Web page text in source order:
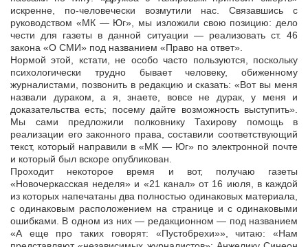
искренне, по-человечески возмутили нас. Связавшись с
руководством «МК — Юг», мы изложили свою позицию: дело
чести для газеты в данной ситуации — реализовать ст. 46
закона «О СМИ» под названием «Право на ответ».
Нормой этой, кстати, не особо часто пользуются, поскольку
психологически трудно бывает человеку, обиженному
журналистами, позвонить в редакцию и сказать: «Вот вы меня
назвали дураком, а я, знаете, вовсе не дурак, у меня и
доказательства есть; посему дайте возможность выступить».
Мы сами предложили полковнику Тахирову помощь в
реализации его законного права, составили соответствующий
текст, который направили в «МК — Юг» по электронной почте
и который был вскоре опубликован.
Проходит некоторое время и вот, получаю газеты
«Новочеркасская неделя» и «21 канал» от 16 июля, в каждой
из которых напечатаны два полностью одинаковых материала,
с одинаковым расположением на странице и с одинаковыми
ошибками. В одном из них — редакционном — под названием
«А еще про таких говорят: «Пустобрехи»», читаю: «Нам